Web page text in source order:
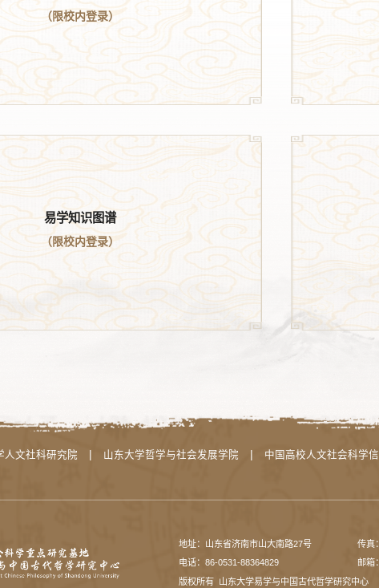
（限校内登录）
易学知识图谱
（限校内登录）
人文社科研究院 | 山东大学哲学与社会发展学院 | 中国高校人文社会科学
地址：山东省济南市山大南路27号
传真
电话：86-0531-88364829
邮箱
版权所有 山东大学易学与中国古代哲学研究中心